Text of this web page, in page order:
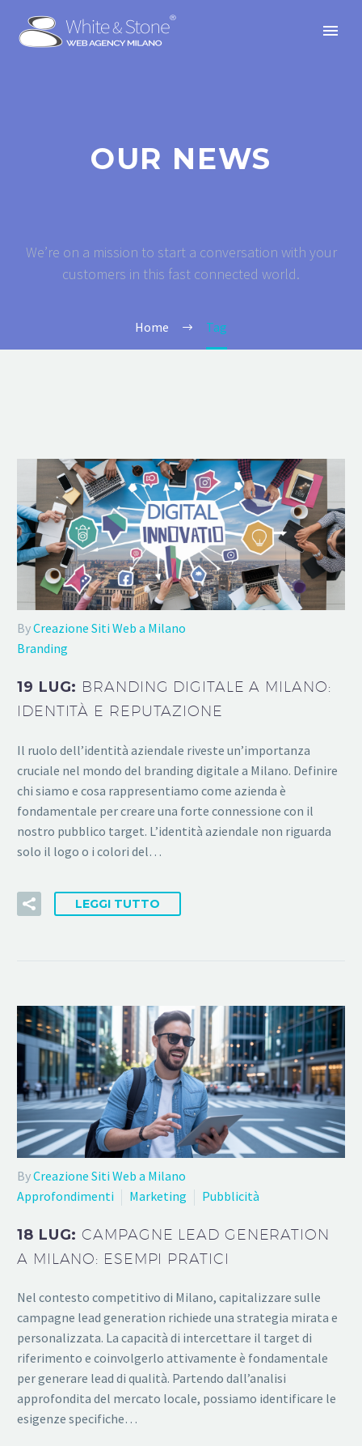
OUR NEWS
We’re on a mission to start a conversation with your
customers in this fast connected world.
Home Tag
ByCreazione Siti Web a Milano
Branding
19 LUG: BRANDING DIGITALE A MILANO:
IDENTITÀ E REPUTAZIONE
Il ruolo dell’identità aziendale riveste un’importanza
cruciale nel mondo del branding digitale a Milano. Definire
chi siamo e cosa rappresentiamo come azienda è
fondamentale per creare una forte connessione con il
nostro pubblico target. L’identità aziendale non riguarda
solo il logo o i colori del…
LEGGI TUTTO
ByCreazione Siti Web a Milano
Approfondimenti
Marketing Pubblicità
18 LUG:CAMPAGNE LEAD GENERATION
A MILANO: ESEMPI PRATICI
Nel contesto competitivo di Milano, capitalizzare sulle
campagne lead generation richiede una strategia mirata e
personalizzata. La capacità di intercettare il target di
riferimento e coinvolgerlo attivamente è fondamentale
per generare lead di qualità. Partendo dall’analisi
approfondita del mercato locale, possiamo identificare le
esigenze specifiche…